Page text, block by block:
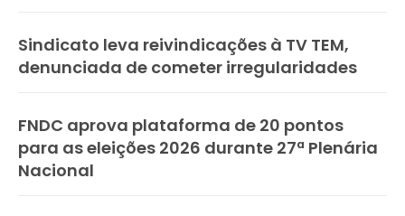
Sindicato leva reivindicações à TV TEM,
denunciada de cometer irregularidades
FNDC aprova plataforma de 20 pontos
para as eleições 2026 durante 27ª Plenária
Nacional